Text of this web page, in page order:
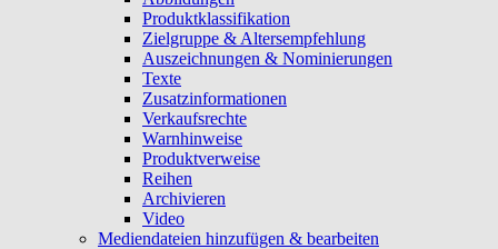
Produktklassifikation
Zielgruppe & Altersempfehlung
Auszeichnungen & Nominierungen
Texte
Zusatzinformationen
Verkaufsrechte
Warnhinweise
Produktverweise
Reihen
Archivieren
Video
Mediendateien hinzufügen & bearbeiten